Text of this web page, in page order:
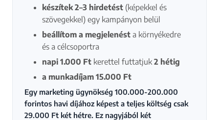
készítek 2–3 hirdetést (képekkel és
szövegekkel) egy kampányon belül
beállítom a megjelenést a környékedre
és a célcsoportra
napi 1.000 Ft kerettel futtatjuk 2 hétig
a munkadíjam 15.000 Ft
Egy marketing ügynökség 100.000-200.000
forintos havi díjához képest a teljes költség csak
29.000 Ft két hétre. Ez nagyjából két